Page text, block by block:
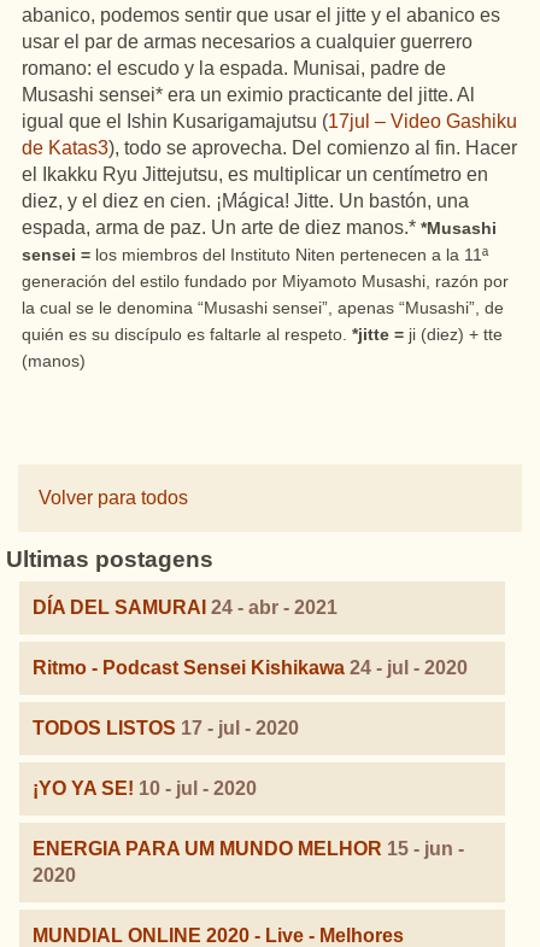
abanico, podemos sentir que usar el jitte y el abanico es
usar el par de armas necesarios a cualquier guerrero
romano: el escudo y la espada. Munisai, padre de
Musashi sensei* era un eximio practicante del jitte. Al
igual que el Ishin Kusarigamajutsu (17jul – Video Gashiku
de Katas3), todo se aprovecha. Del comienzo al fin. Hacer
el Ikakku Ryu Jittejutsu, es multiplicar un centímetro en
diez, y el diez en cien. ¡Mágica! Jitte. Un bastón, una
espada, arma de paz. Un arte de diez manos.* *Musashi
sensei = los miembros del Instituto Niten pertenecen a la 11ª
generación del estilo fundado por Miyamoto Musashi, razón por
la cual se le denomina “Musashi sensei”, apenas “Musashi”, de
quién es su discípulo es faltarle al respeto. *jitte = ji (diez) + tte
(manos)
Volver para todos
Ultimas postagens
DÍA DEL SAMURAI 24 - abr - 2021
Ritmo - Podcast Sensei Kishikawa 24 - jul - 2020
TODOS LISTOS 17 - jul - 2020
¡YO YA SE! 10 - jul - 2020
ENERGIA PARA UM MUNDO MELHOR 15 - jun -
2020
MUNDIAL ONLINE 2020 - Live - Melhores